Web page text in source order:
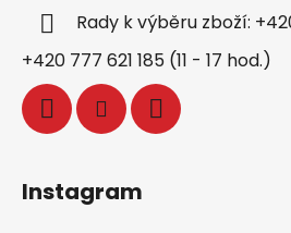
Rady k výběru zboží:
+420 777 621 185 (11 - 17 hod.)
Instagram